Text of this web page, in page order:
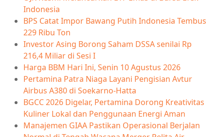
Indonesia
BPS Catat Impor Bawang Putih Indonesia Tembus
229 Ribu Ton
Investor Asing Borong Saham DSSA senilai Rp
216,4 Miliar di Sesi I
Harga BBM Hari Ini, Senin 10 Agustus 2026
Pertamina Patra Niaga Layani Pengisian Avtur
Airbus A380 di Soekarno-Hatta
BGCC 2026 Digelar, Pertamina Dorong Kreativitas
Kuliner Lokal dan Penggunaan Energi Aman
Manajemen GIAA Pastikan Operasional Berjalan